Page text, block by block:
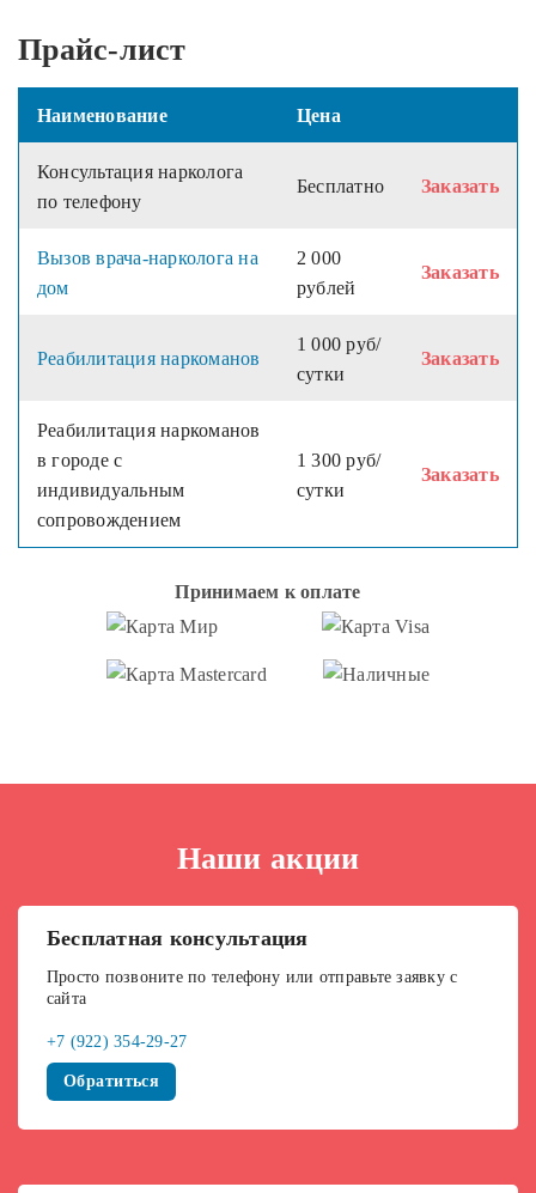
Прайс-лист
Наименование Цена
Консультация нарколога
по телефону
Бесплатно Заказать
Вызов врача-нарколога на
дом
2 000
рублей
Заказать
Реабилитация наркоманов
1 000 руб/
сутки
Заказать
Реабилитация наркоманов
в городе с
индивидуальным
сопровождением
1 300 руб/
сутки
Заказать
Принимаем к оплате
Наши акции
Бесплатная консультация
Просто позвоните по телефону или отправьте заявку с
сайта
+7 (922) 354-29-27
Обратиться